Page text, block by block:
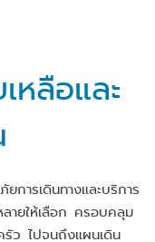
หลือและ
ยการเดินทางและบริการ
ลายให้เลือก ครอบคลุม
ว ไปจนถึงแผนเดิน